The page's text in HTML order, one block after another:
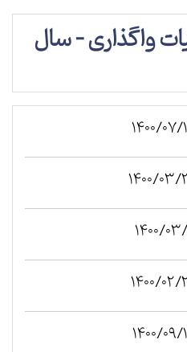
واگذاری - سال